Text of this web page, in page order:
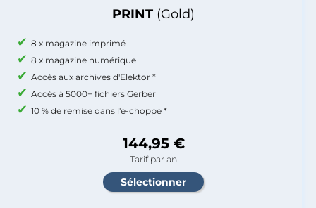
PRINT (Gold)
8 x magazine imprimé
8 x magazine numérique
Accès aux archives d'Elektor *
Accès à 5000+ fichiers Gerber
10 % de remise dans l'e-choppe *
144,95 €
Tarif par an